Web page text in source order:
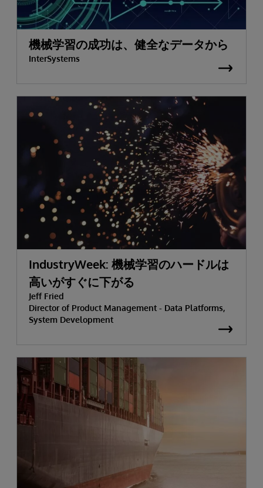
機械学習の成功は、健全なデータから
InterSystems
IndustryWeek: 機械学習のハードルは
高いがすぐに下がる
Jeff Fried
Director of Product Management - Data Platforms,
System Development